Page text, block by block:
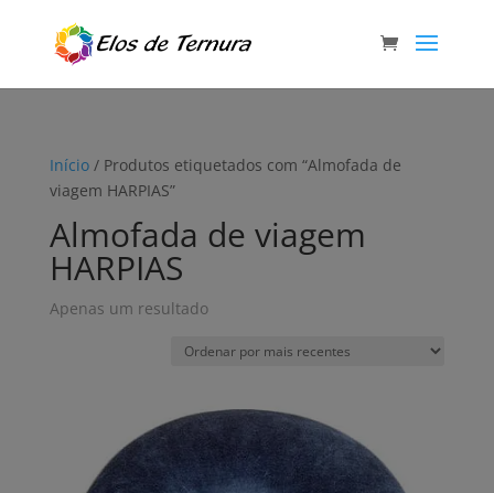
Início/ Produtos etiquetados com “Almofada de
viagem HARPIAS”
Almofada de viagem
HARPIAS
Apenas um resultado